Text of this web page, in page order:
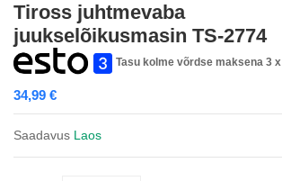
Tiross juhtmevaba
juukselõikusmasin TS-2774
Tasu kolme võrdse maksena 3 x
34,99 €
Saadavus Laos